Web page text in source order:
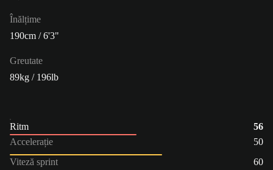
Înălțime
190cm / 6'3"
Greutate
89kg / 196lb
Ritm
56
Accelerație
50
Viteză sprint
60